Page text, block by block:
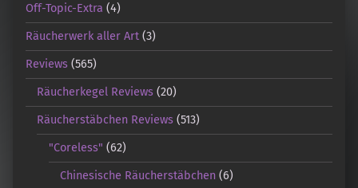
Off-Topic-Extra (4)
Räucherwerk aller Art (3)
Reviews (565)
Räucherkegel Reviews (20)
Räucherstäbchen Reviews (513)
"Coreless" (62)
Chinesische Räucherstäbchen (6)